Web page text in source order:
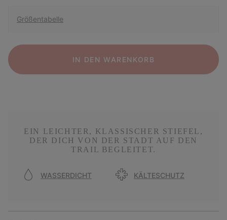
Größentabelle
IN DEN WARENKORB
EIN LEICHTER, KLASSISCHER STIEFEL,
DER DICH VON DER STADT AUF DEN
TRAIL BEGLEITET.
WASSERDICHT KÄLTESCHUTZ